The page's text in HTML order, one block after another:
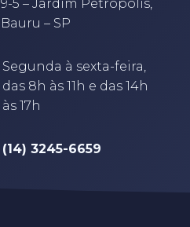
9-5 – Jardim Petrópolis,
Bauru – SP
Segunda à sexta-feira,
das 8h às 11h e das 14h
às 17h
(14) 3245-6659